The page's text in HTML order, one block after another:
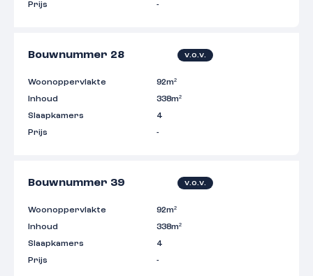
Prijs
-
Bouwnummer 28 v.o.v.
Woonoppervlakte
92m²
Inhoud
338m²
Slaapkamers
4
Prijs
-
Bouwnummer 39 v.o.v.
Woonoppervlakte
92m²
Inhoud
338m²
Slaapkamers
4
Prijs
-